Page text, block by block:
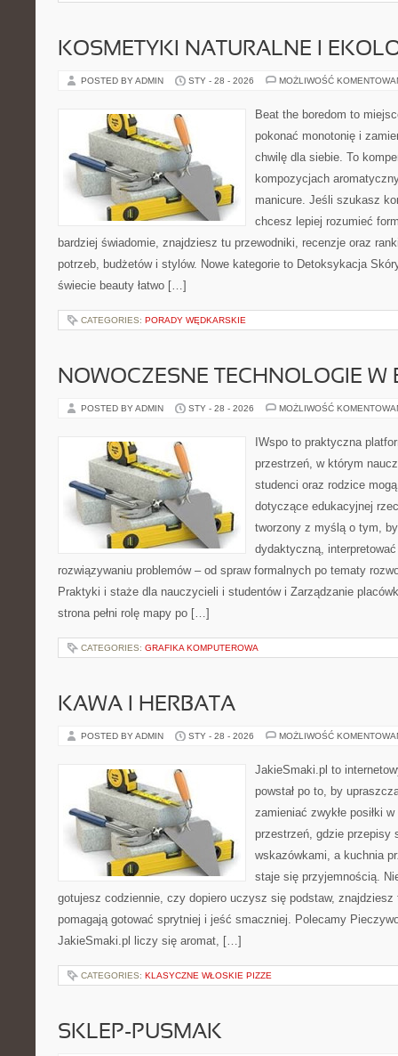
KOSMETYKI NATURALNE I
POSTED BY ADMIN STY - 28 - 2026 MOŻLIWOŚĆ
Beat the boredom to
pokonać monotonię i
chwilę dla siebie. To
kompozycjach
manicure. Jeśli szukasz
chcesz lepiej rozumieć
bardziej świadomie, znajdziesz tu przewodniki, recenzje oraz
potrzeb, budżetów i stylów. Nowe kategorie to Detoksykacja
świecie beauty łatwo […]
CATEGORIES: PORADY WĘDKARSKIE
NOWOCZESNE TECHNOLOGIE W
POSTED BY ADMIN STY - 28 - 2026 MOŻLIWOŚĆ
IWspo to praktyczna
przestrzeń, w którym
studenci oraz rodzice
dotyczące edukacyjnej
tworzony z myślą o tym,
dydaktyczną,
rozwiązywaniu problemów – od spraw formalnych po tematy
Praktyki i staże dla nauczycieli i studentów i Zarządzanie
strona pełni rolę mapy po […]
CATEGORIES: GRAFIKA KOMPUTEROWA
KAWA I HERBATA
POSTED BY ADMIN STY - 28 - 2026 MOŻLIWOŚĆ
JakieSmaki.pl to
powstał po to, by
zamieniać zwykłe posiłki
przestrzeń, gdzie przepisy
wskazówkami, a kuchnia
staje się przyjemnością.
gotujesz codziennie, czy dopiero uczysz się podstaw, znajdziesz
pomagają gotować sprytniej i jeść smaczniej. Polecamy
JakieSmaki.pl liczy się aromat, […]
CATEGORIES: KLASYCZNE WŁOSKIE PIZZE
SKLEP-PUSMAK